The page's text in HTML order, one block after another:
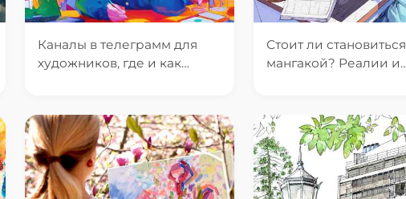
Каналы в телеграмм для
художников, где и как
Стоит ли становиться
мангакой? Реалии и